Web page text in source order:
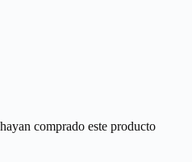
comprado este producto